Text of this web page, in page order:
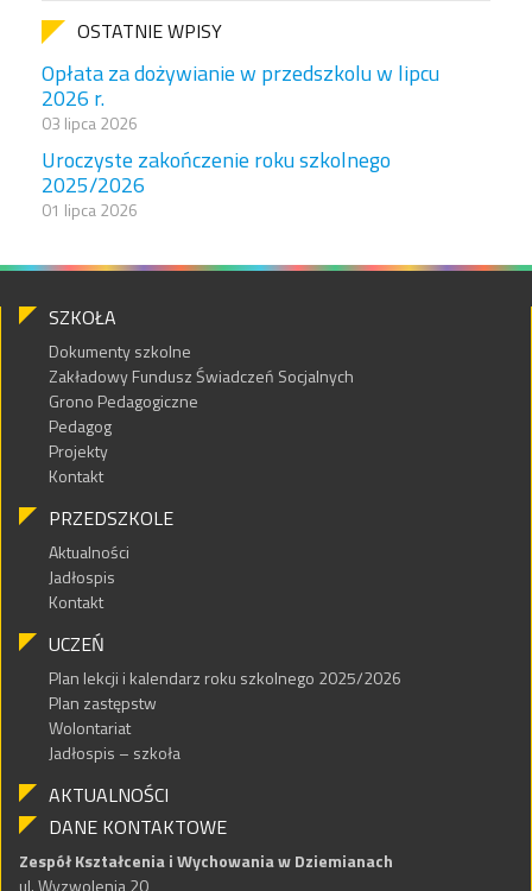
OSTATNIE WPISY
Opłata za dożywianie w przedszkolu w lipcu
2026 r.
03 lipca 2026
Uroczyste zakończenie roku szkolnego
2025/2026
01 lipca 2026
SZKOŁA
Dokumenty szkolne
Zakładowy Fundusz Świadczeń Socjalnych
Grono Pedagogiczne
Pedagog
Projekty
Kontakt
PRZEDSZKOLE
Aktualności
Jadłospis
Kontakt
UCZEŃ
Plan lekcji i kalendarz roku szkolnego 2025/2026
Plan zastępstw
Wolontariat
Jadłospis – szkoła
AKTUALNOŚCI
DANE KONTAKTOWE
Zespół Kształcenia i Wychowania w Dziemianach
ul. Wyzwolenia 20